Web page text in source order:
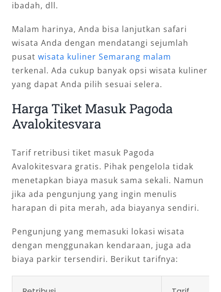
ibadah, dll.
Malam harinya, Anda bisa lanjutkan safari
wisata Anda dengan mendatangi sejumlah
pusat wisata kuliner Semarang malam
terkenal. Ada cukup banyak opsi wisata kuliner
yang dapat Anda pilih sesuai selera.
Harga Tiket Masuk Pagoda
Avalokitesvara
Tarif retribusi tiket masuk Pagoda
Avalokitesvara gratis. Pihak pengelola tidak
menetapkan biaya masuk sama sekali. Namun
jika ada pengunjung yang ingin menulis
harapan di pita merah, ada biayanya sendiri.
Pengunjung yang memasuki lokasi wisata
dengan menggunakan kendaraan, juga ada
biaya parkir tersendiri. Berikut tarifnya: